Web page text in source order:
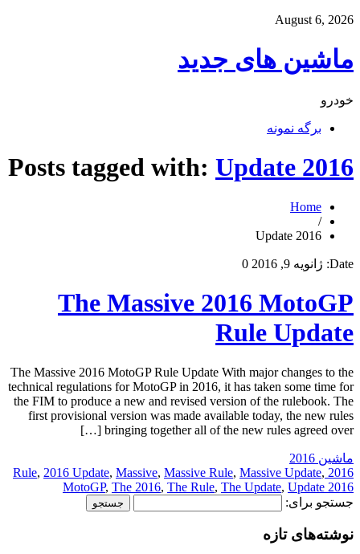
August 6, 2026
ماشین های جدید
خودرو
برگه نمونه
Posts tagged with: Update 2016
Home
/
Update 2016
Date: ژانویه 9, 2016 0
The Massive 2016 MotoGP
Rule Update
The Massive 2016 MotoGP Rule Update With major changes to the
technical regulations for MotoGP in 2016, it has taken some time for
the FIM to produce a new and revised version of the rulebook. The
first provisional version was made available today, the new rules
bringing together all of the new rules agreed over […]
ماشین 2016
2016 Rule
, 2016 Update, Massive, Massive Rule, Massive Update,
MotoGP, The 2016, The Rule, The Update, Update 2016
جستجو برای:
نوشته‌های تازه